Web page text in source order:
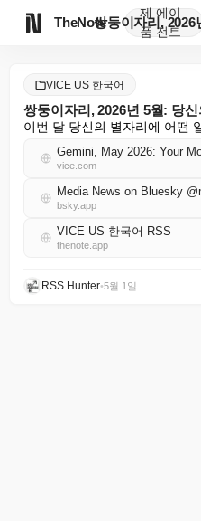
TheNote
제
품
에이
전트
VICE US 한국어
쌍둥이자리, 2026년 5월: 당
이번 달 당신의 별자리에 어떤
Gemini, May 2026: Your
vice.com
Media News on Bluesky
bsky.app
VICE US 한국어 RSS
thenote.app
RSS Hunter•5월 1일